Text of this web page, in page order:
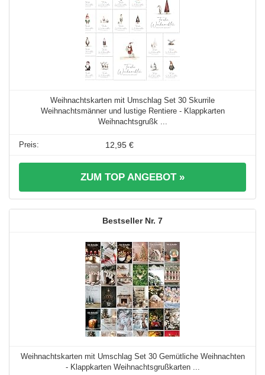
Weihnachtskarten mit Umschlag Set 30 Skurrile
Weihnachtsmänner und lustige Rentiere - Klappkarten
Weihnachtsgrußk ...
12,95 €
ZUM TOP ANGEBOT »
7
Weihnachtskarten mit Umschlag Set 30 Gemütliche Weihnachten
- Klappkarten Weihnachtsgrußkarten ...